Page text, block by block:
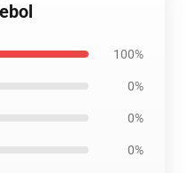
100%
0%
0%
0%